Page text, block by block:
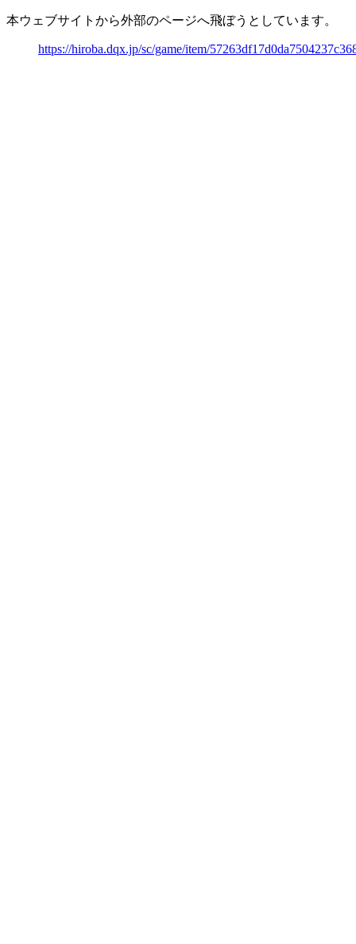
本ウェブサイトから外部のページへ飛ぼうとしています。
https://hiroba.dqx.jp/sc/game/item/